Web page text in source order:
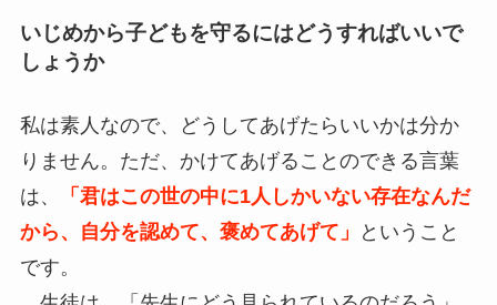
いじめから子どもを守るにはどうすればいいで
しょうか
私は素人なので、どうしてあげたらいいかは分か
りません。ただ、かけてあげることのできる言葉
は、
「君はこの世の中に1人しかいない存在なんだ
から、自分を認めて、褒めてあげて」
ということ
です。